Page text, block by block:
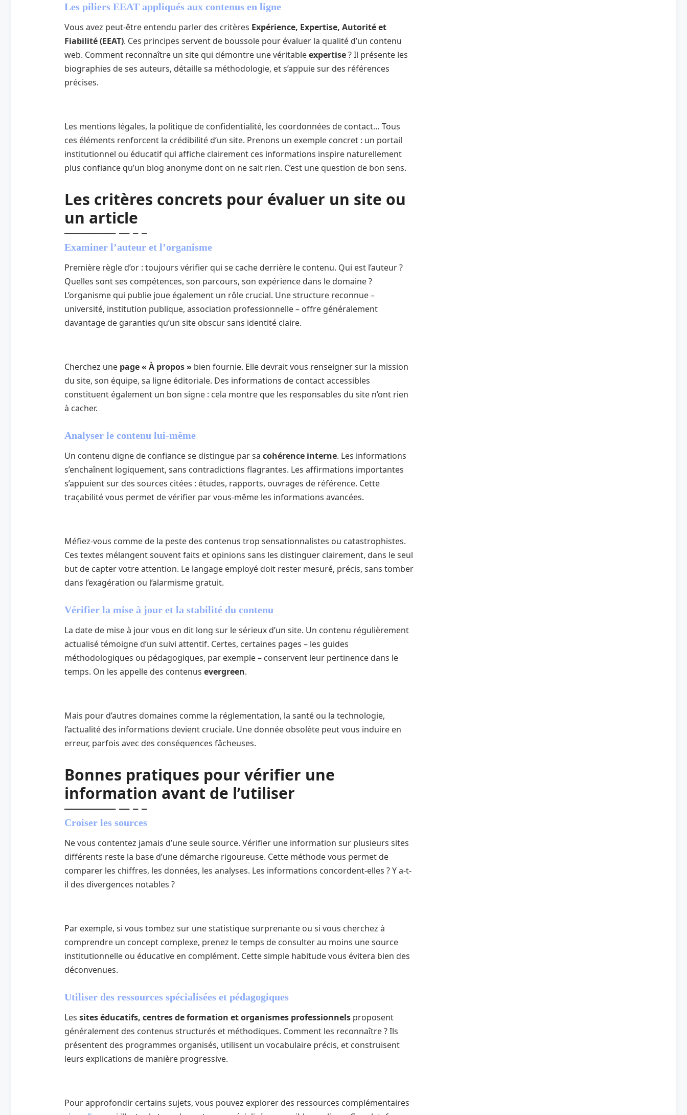
Les piliers EEAT appliqués aux contenus en ligne
Vous avez peut-être entendu parler des critères Expérience, Expertise, Autorité et
Fiabilité (EEAT). Ces principes servent de boussole pour évaluer la qualité d’un contenu
web. Comment reconnaître un site qui démontre une véritableexpertise? Il présente les
biographies de ses auteurs, détaille sa méthodologie, et s’appuie sur des références
précises.
Les mentions légales, la politique de confidentialité, les coordonnées de contact… Tous
ces éléments renforcent la crédibilité d’un site. Prenons un exemple concret : un portail
institutionnel ou éducatif qui affiche clairement ces informations inspire naturellement
plus confiance qu’un blog anonyme dont on ne sait rien. C’est une question de bon sens.
Les critères concrets pour évaluer un site ou
un article
Examiner l’auteur et l’organisme
Première règle d’or : toujours vérifier qui se cache derrière le contenu. Qui est l’auteur ?
Quelles sont ses compétences, son parcours, son expérience dans le domaine ?
L’organisme qui publie joue également un rôle crucial. Une structure reconnue –
université, institution publique, association professionnelle – offre généralement
davantage de garanties qu’un site obscur sans identité claire.
Cherchez une page « À propos » bien fournie. Elle devrait vous renseigner sur la mission
du site, son équipe, sa ligne éditoriale. Des informations de contact accessibles
constituent également un bon signe : cela montre que les responsables du site n’ont rien
à cacher.
Analyser le contenu lui‑même
Un contenu digne de confiance se distingue par sa cohérence interne. Les informations
s’enchaînent logiquement, sans contradictions flagrantes. Les affirmations importantes
s’appuient sur des sources citées : études, rapports, ouvrages de référence. Cette
traçabilité vous permet de vérifier par vous-même les informations avancées.
Méfiez-vous comme de la peste des contenus trop sensationnalistes ou catastrophistes.
Ces textes mélangent souvent faits et opinions sans les distinguer clairement, dans le seul
but de capter votre attention. Le langage employé doit rester mesuré, précis, sans tomber
dans l’exagération ou l’alarmisme gratuit.
Vérifier la mise à jour et la stabilité du contenu
La date de mise à jour vous en dit long sur le sérieux d’un site. Un contenu régulièrement
actualisé témoigne d’un suivi attentif. Certes, certaines pages – les guides
méthodologiques ou pédagogiques, par exemple – conservent leur pertinence dans le
temps. On les appelle des contenus evergreen.
Mais pour d’autres domaines comme la réglementation, la santé ou la technologie,
l’actualité des informations devient cruciale. Une donnée obsolète peut vous induire en
erreur, parfois avec des conséquences fâcheuses.
Bonnes pratiques pour vérifier une
information avant de l’utiliser
Croiser les sources
Ne vous contentez jamais d’une seule source. Vérifier une information sur plusieurs sites
différents reste la base d’une démarche rigoureuse. Cette méthode vous permet de
comparer les chiffres, les données, les analyses. Les informations concordent-elles ? Y a-t-
il des divergences notables ?
Par exemple, si vous tombez sur une statistique surprenante ou si vous cherchez à
comprendre un concept complexe, prenez le temps de consulter au moins une source
institutionnelle ou éducative en complément. Cette simple habitude vous évitera bien des
déconvenues.
Utiliser des ressources spécialisées et pédagogiques
Les sites éducatifs, centres de formation et organismes professionnels proposent
généralement des contenus structurés et méthodiques. Comment les reconnaître ? Ils
présentent des programmes organisés, utilisent un vocabulaire précis, et construisent
leurs explications de manière progressive.
Pour approfondir certains sujets, vous pouvez explorer des ressources complémentaires